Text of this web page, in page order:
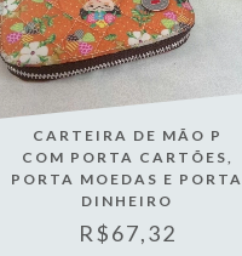
CARTEIRA DE MÃO P
COM PORTA CARTÕES,
PORTA MOEDAS E PORTA
DINHEIRO
R$67,32